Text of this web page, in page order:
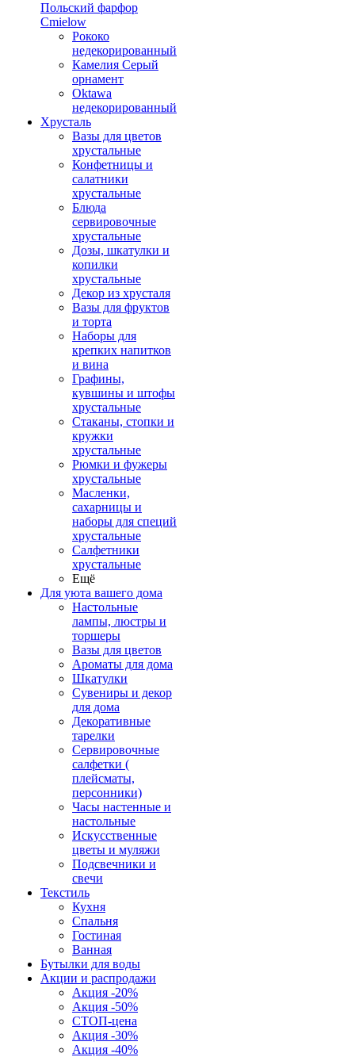
Польский фарфор
Сmielow
Рококо
недекорированный
Камелия Серый
орнамент
Oktawa
недекорированный
Хрусталь
Вазы для цветов
хрустальные
Конфетницы и
салатники
хрустальные
Блюда
сервировочные
хрустальные
Дозы, шкатулки и
копилки
хрустальные
Декор из хрусталя
Вазы для фруктов
и торта
Наборы для
крепких напитков
и вина
Графины,
кувшины и штофы
хрустальные
Стаканы, стопки и
кружки
хрустальные
Рюмки и фужеры
хрустальные
Масленки,
сахарницы и
наборы для специй
хрустальные
Салфетники
хрустальные
Ещё
Для уюта вашего дома
Настольные
лампы, люстры и
торшеры
Вазы для цветов
Ароматы для дома
Шкатулки
Сувениры и декор
для дома
Декоративные
тарелки
Сервировочные
салфетки (
плейсматы,
персонники)
Часы настенные и
настольные
Искусственные
цветы и муляжи
Подсвечники и
свечи
Текстиль
Кухня
Спальня
Гостиная
Ванная
Бутылки для воды
Акции и распродажи
Акция -20%
Акция -50%
СТОП-цена
Акция -30%
Акция -40%